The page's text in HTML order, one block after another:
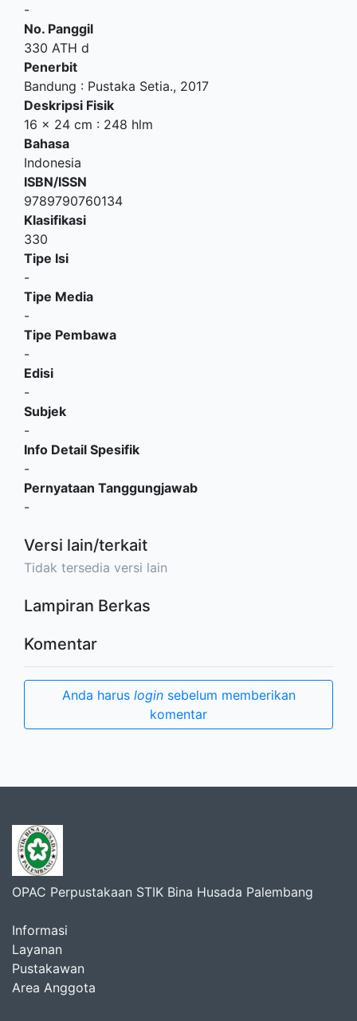
-
No. Panggil
330 ATH d
Penerbit
Bandung : Pustaka Setia., 2017
Deskripsi Fisik
16 x 24 cm : 248 hlm
Bahasa
Indonesia
ISBN/ISSN
9789790760134
Klasifikasi
330
Tipe Isi
-
Tipe Media
-
Tipe Pembawa
-
Edisi
-
Subjek
-
Info Detail Spesifik
-
Pernyataan Tanggungjawab
-
Versi lain/terkait
Tidak tersedia versi lain
Lampiran Berkas
Komentar
Anda harus loginsebelum memberikan
komentar
OPAC Perpustakaan STIK Bina Husada Palembang
Informasi
Layanan
Pustakawan
Area Anggota